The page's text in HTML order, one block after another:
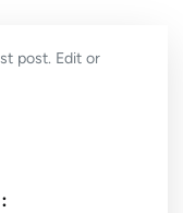
post. Edit or